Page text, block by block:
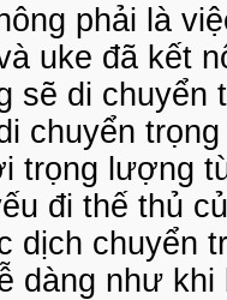
phải là
uke đã kết
sẽ di chuyển
chuyển
trọng lượng
đi thế thủ
dịch chuyển
dàng như